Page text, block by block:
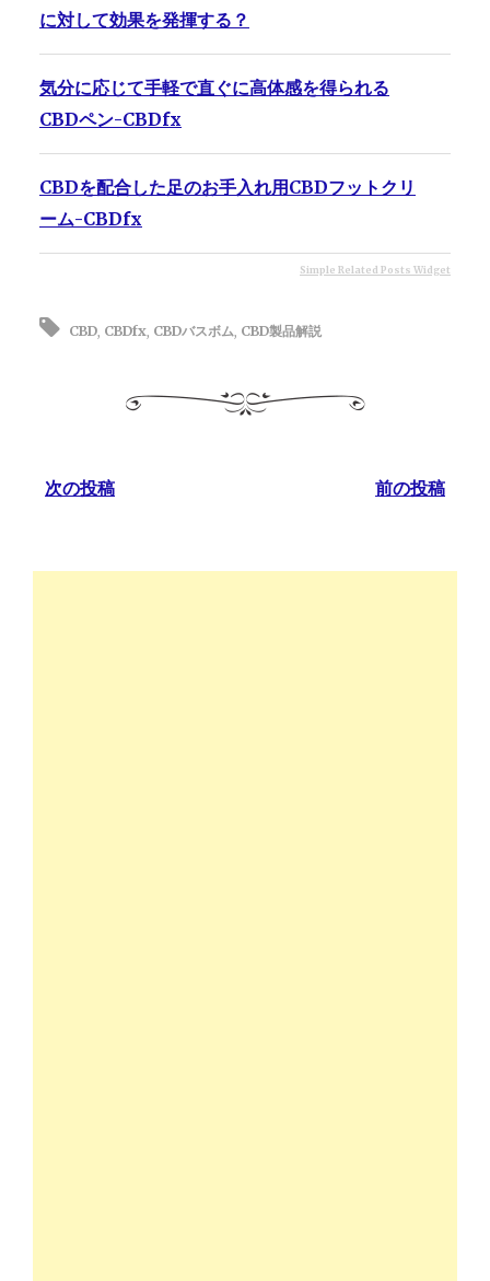
に対して効果を発揮する？
気分に応じて手軽で直ぐに高体感を得られる
CBDペン-CBDfx
CBDを配合した足のお手入れ用CBDフットクリ
ーム-CBDfx
Simple Related Posts Widget
CBD, CBDfx, CBDバスボム, CBD製品解説
次の投稿 前の投稿